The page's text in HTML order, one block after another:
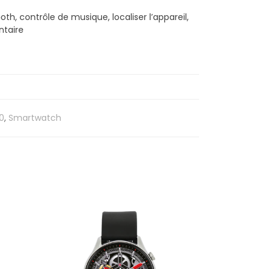
contrôle de musique, localiser l’appareil,
, Smartwatch